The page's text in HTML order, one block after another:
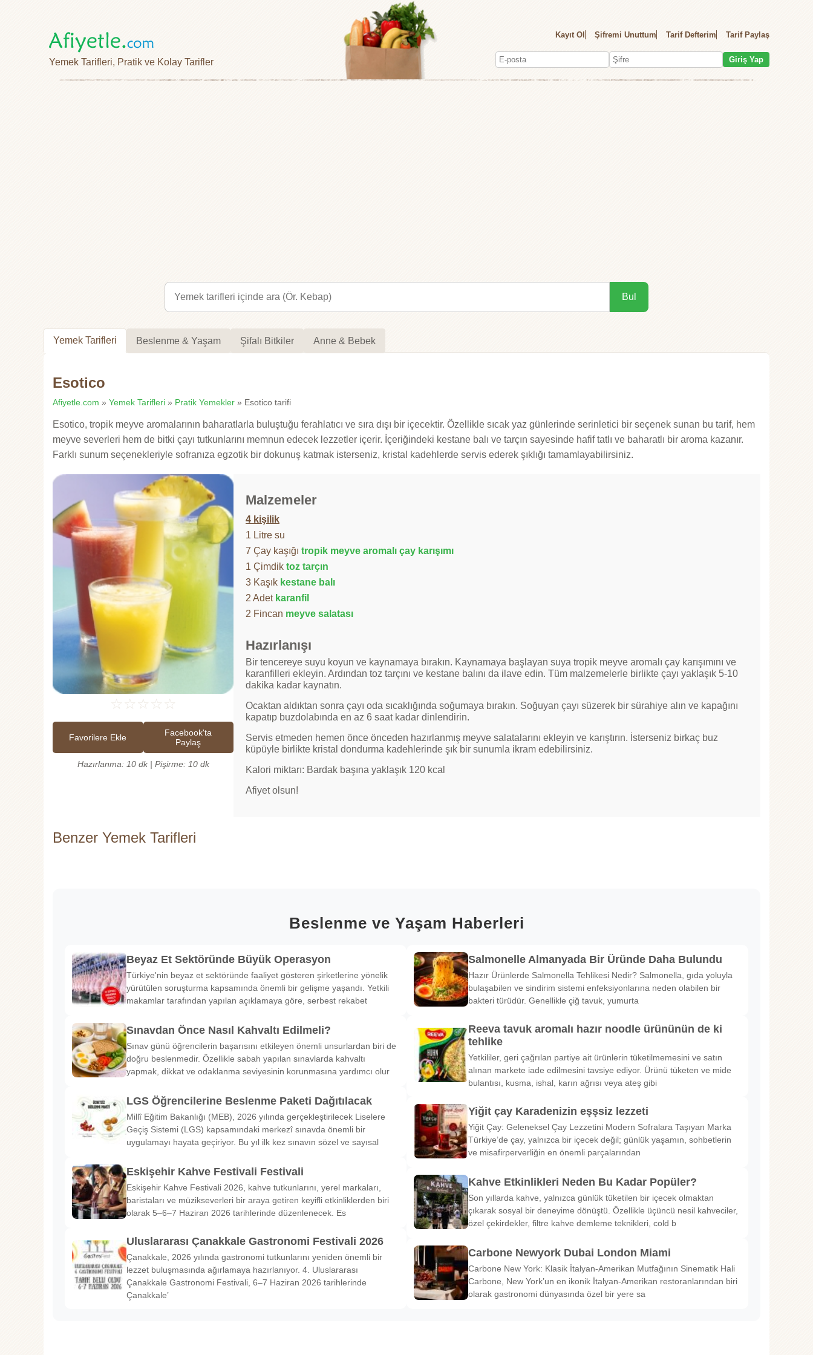
Yemek Tarifleri, Pratik ve Kolay Tarifler
Kayıt Ol Şifremi Unuttum Tarif Defterim Tarif Paylaş
Giriş Yap
Bul
Yemek Tarifleri Beslenme & Yaşam Şifalı Bitkiler Anne & Bebek
Esotico
Afiyetle.com » Yemek Tarifleri » Pratik Yemekler » Esotico tarifi
Esotico, tropik meyve aromalarının baharatlarla buluştuğu ferahlatıcı ve sıra dışı bir içecektir. Özellikle sıcak yaz günlerinde serinletici bir seçenek sunan bu tarif, hem
meyve severleri hem de bitki çayı tutkunlarını memnun edecek lezzetler içerir. İçeriğindeki kestane balı ve tarçın sayesinde hafif tatlı ve baharatlı bir aroma kazanır.
Farklı sunum seçenekleriyle sofranıza egzotik bir dokunuş katmak isterseniz, kristal kadehlerde servis ederek şıklığı tamamlayabilirsiniz.
☆ ☆ ☆ ☆ ☆
Favorilere Ekle
Facebook'ta
Paylaş
Hazırlanma: 10 dk | Pişirme: 10 dk
Malzemeler
4 kişilik
1 Litre su
7 Çay kaşığı tropik meyve aromalı çay karışımı
1 Çimdik toz tarçın
3 Kaşık kestane balı
2 Adet karanfil
2 Fincan meyve salatası
Hazırlanışı
Bir tencereye suyu koyun ve kaynamaya bırakın. Kaynamaya başlayan suya tropik meyve aromalı çay karışımını ve
karanfilleri ekleyin. Ardından toz tarçını ve kestane balını da ilave edin. Tüm malzemelerle birlikte çayı yaklaşık 5-10
dakika kadar kaynatın.
Ocaktan aldıktan sonra çayı oda sıcaklığında soğumaya bırakın. Soğuyan çayı süzerek bir sürahiye alın ve kapağını
kapatıp buzdolabında en az 6 saat kadar dinlendirin.
Servis etmeden hemen önce önceden hazırlanmış meyve salatalarını ekleyin ve karıştırın. İsterseniz birkaç buz
küpüyle birlikte kristal dondurma kadehlerinde şık bir sunumla ikram edebilirsiniz.
Kalori miktarı: Bardak başına yaklaşık 120 kcal
Afiyet olsun!
Benzer Yemek Tarifleri
Beslenme ve Yaşam Haberleri
Beyaz Et Sektöründe Büyük Operasyon
Türkiye'nin beyaz et sektöründe faaliyet gösteren şirketlerine yönelik
yürütülen soruşturma kapsamında önemli bir gelişme yaşandı. Yetkili
makamlar tarafından yapılan açıklamaya göre, serbest rekabet
Sınavdan Önce Nasıl Kahvaltı Edilmeli?
Sınav günü öğrencilerin başarısını etkileyen önemli unsurlardan biri de
doğru beslenmedir. Özellikle sabah yapılan sınavlarda kahvaltı
yapmak, dikkat ve odaklanma seviyesinin korunmasına yardımcı olur
LGS Öğrencilerine Beslenme Paketi Dağıtılacak
Millî Eğitim Bakanlığı (MEB), 2026 yılında gerçekleştirilecek Liselere
Geçiş Sistemi (LGS) kapsamındaki merkezî sınavda önemli bir
uygulamayı hayata geçiriyor. Bu yıl ilk kez sınavın sözel ve sayısal
Eskişehir Kahve Festivali Festivali
Eskişehir Kahve Festivali 2026, kahve tutkunlarını, yerel markaları,
baristaları ve müzikseverleri bir araya getiren keyifli etkinliklerden biri
olarak 5–6–7 Haziran 2026 tarihlerinde düzenlenecek. Es
Uluslararası Çanakkale Gastronomi Festivali 2026
Çanakkale, 2026 yılında gastronomi tutkunlarını yeniden önemli bir
lezzet buluşmasında ağırlamaya hazırlanıyor. 4. Uluslararası
Çanakkale Gastronomi Festivali, 6–7 Haziran 2026 tarihlerinde
Çanakkale’
Salmonelle Almanyada Bir Üründe Daha Bulundu
Hazır Ürünlerde Salmonella Tehlikesi Nedir? Salmonella, gıda yoluyla
bulaşabilen ve sindirim sistemi enfeksiyonlarına neden olabilen bir
bakteri türüdür. Genellikle çiğ tavuk, yumurta
Reeva tavuk aromalı hazır noodle ürününün de ki
tehlike
Yetkililer, geri çağrılan partiye ait ürünlerin tüketilmemesini ve satın
alınan markete iade edilmesini tavsiye ediyor. Ürünü tüketen ve mide
bulantısı, kusma, ishal, karın ağrısı veya ateş gibi
Yiğit çay Karadenizin eşşsiz lezzeti
Yiğit Çay: Geleneksel Çay Lezzetini Modern Sofralara Taşıyan Marka
Türkiye’de çay, yalnızca bir içecek değil; günlük yaşamın, sohbetlerin
ve misafirperverliğin en önemli parçalarından
Kahve Etkinlikleri Neden Bu Kadar Popüler?
Son yıllarda kahve, yalnızca günlük tüketilen bir içecek olmaktan
çıkarak sosyal bir deneyime dönüştü. Özellikle üçüncü nesil kahveciler,
özel çekirdekler, filtre kahve demleme teknikleri, cold b
Carbone Newyork Dubai London Miami
Carbone New York: Klasik İtalyan-Amerikan Mutfağının Sinematik Hali
Carbone, New York’un en ikonik İtalyan-Amerikan restoranlarından biri
olarak gastronomi dünyasında özel bir yere sa